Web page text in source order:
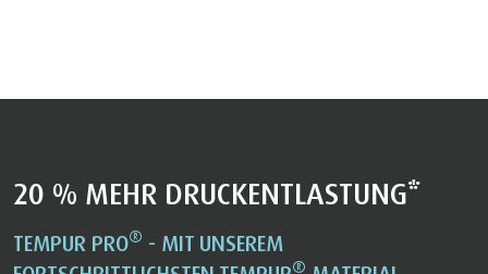
20 % MEHR DRUCKENTLASTUNG*
TEMPUR PRO® - MIT UNSEREM
®